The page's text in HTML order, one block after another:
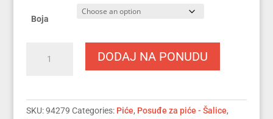
Boja
WHITE.
DODAJ NA PONUDU
SKU:94279 Categories: Piće, Posuđe za piće - Šalice,